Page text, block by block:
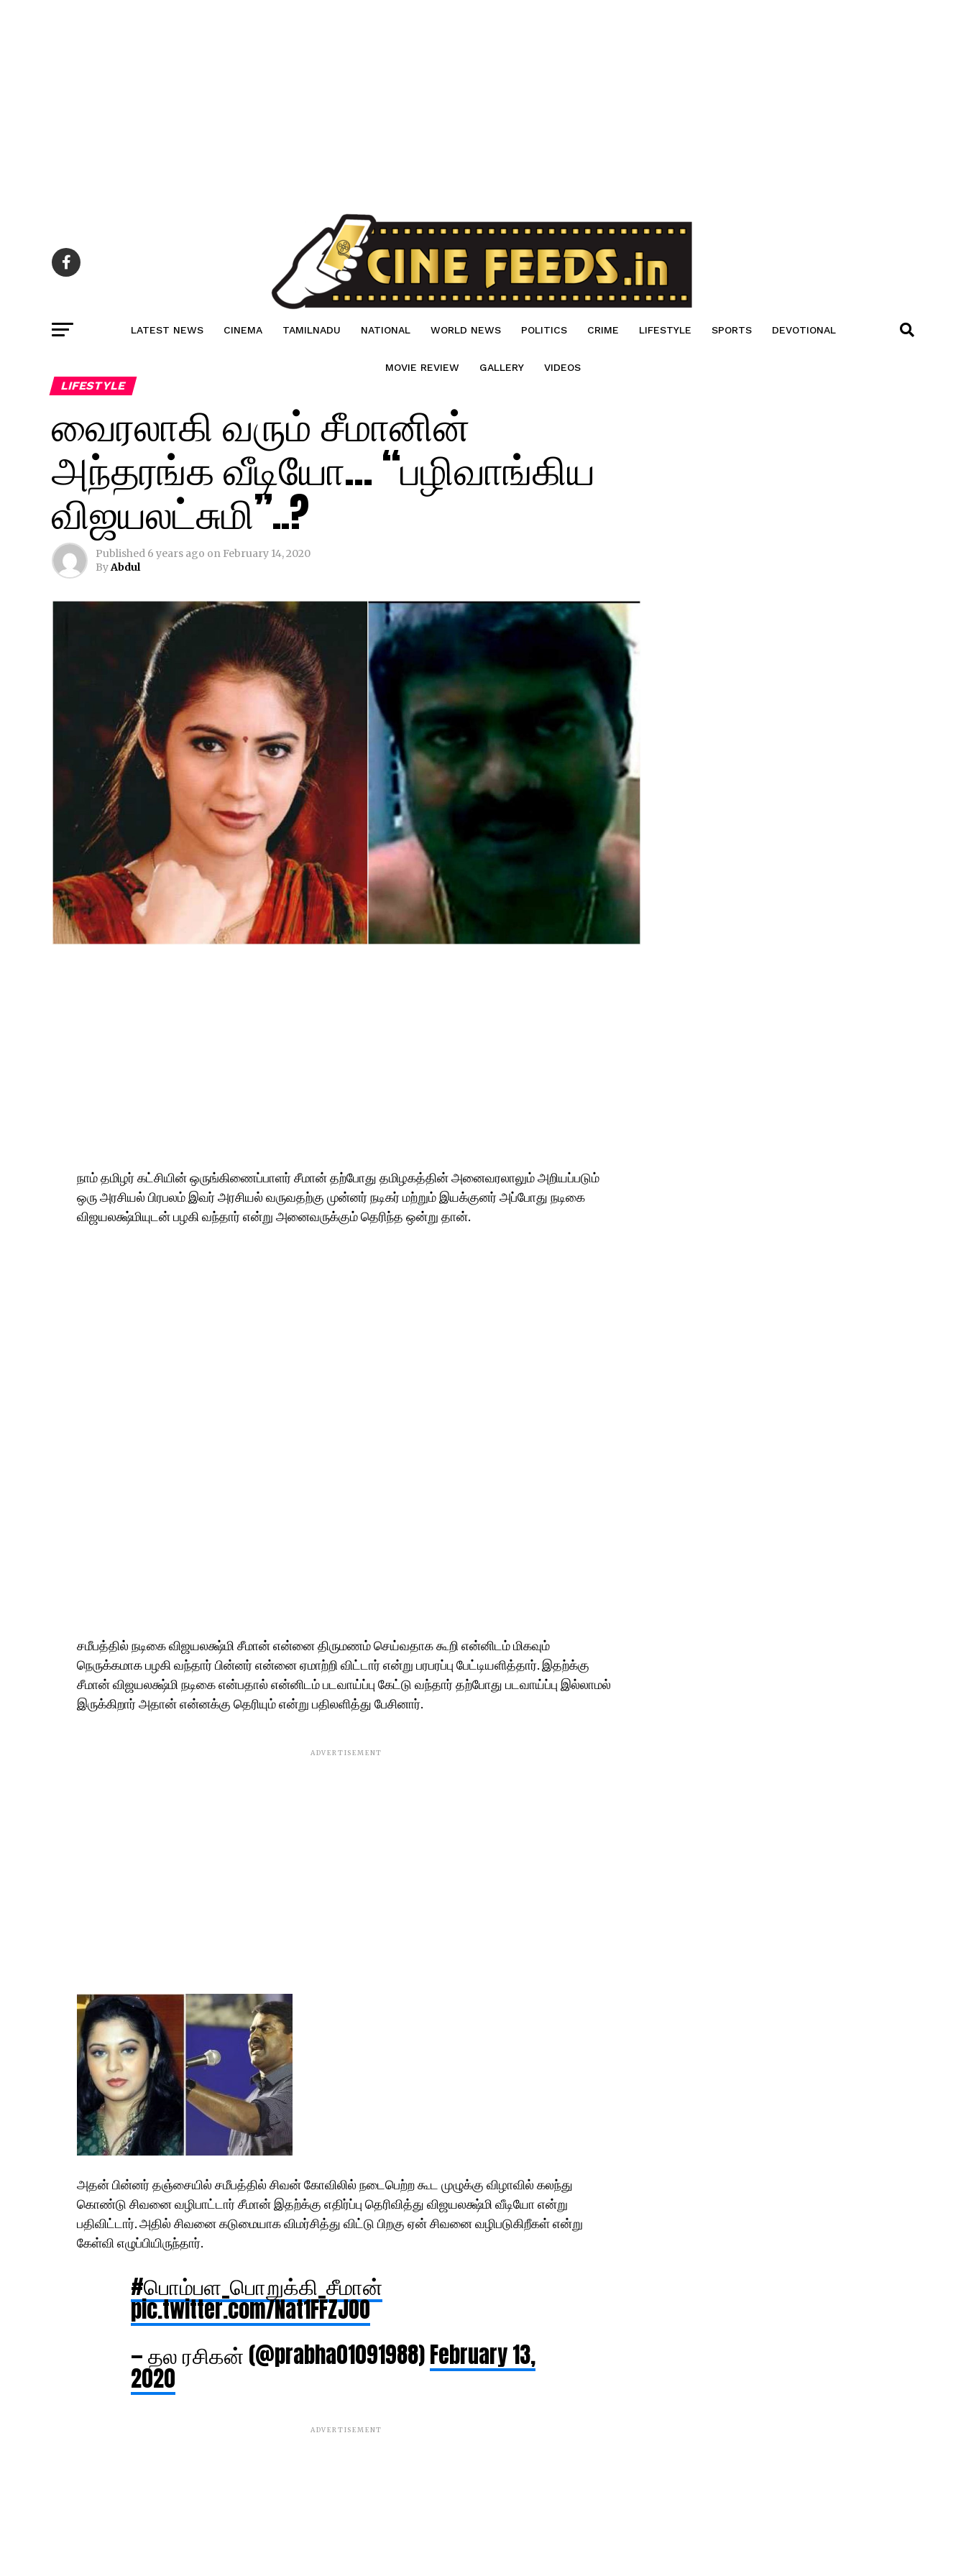
LATEST NEWS CINEMA TAMILNADU NATIONAL WORLD NEWS POLITICS CRIME LIFESTYLE SPORTS DEVOTIONAL
MOVIE REVIEW GALLERY VIDEOS
LIFESTYLE
வைரலாகி வரும் சீமானின்
அந்தரங்க வீடியோ… “பழிவாங்கிய
விஜயலட்சுமி”..?
Published 6 years ago on February 14, 2020
ByAbdul
நாம் தமிழர் கட்சியின் ஒருங்கிணைப்பாளர் சீமான் தற்போது தமிழகத்தின் அனைவரலாலும் அறியப்படும்
ஒரு அரசியல் பிரபலம் இவர் அரசியல் வருவதற்கு முன்னர் நடிகர் மற்றும் இயக்குனர் அப்போது நடிகை
விஜயலக்ஷ்மியுடன் பழகி வந்தார் என்று அனைவருக்கும் தெரிந்த ஒன்று தான்.
சமீபத்தில் நடிகை விஜயலக்ஷ்மி சீமான் என்னை திருமணம் செய்வதாக கூறி என்னிடம் மிகவும்
நெருக்கமாக பழகி வந்தார் பின்னர் என்னை ஏமாற்றி விட்டார் என்று பரபரப்பு பேட்டியளித்தார். இதற்க்கு
சீமான் விஜயலக்ஷ்மி நடிகை என்பதால் என்னிடம் படவாய்ப்பு கேட்டு வந்தார் தற்போது படவாய்ப்பு இல்லாமல்
இருக்கிறார் அதான் என்னக்கு தெரியும் என்று பதிலளித்து பேசினார்.
ADVERTISEMENT
அதன் பின்னர் தஞ்சையில் சமீபத்தில் சிவன் கோவிலில் நடைபெற்ற கூட முழுக்கு விழாவில் கலந்து
கொண்டு சிவனை வழிபாட்டார் சீமான் இதற்க்கு எதிர்ப்பு தெரிவித்து விஜயலக்ஷ்மி வீடியோ என்று
பதிவிட்டார். அதில் சிவனை கடுமையாக விமர்சித்து விட்டு பிறகு ஏன் சிவனை வழிபடுகிறீகள் என்று
கேள்வி எழுப்பியிருந்தார்.
#பொம்பள_பொறுக்கி_சீமான்
pic.twitter.com/Nat1FFZJOO
— தல ரசிகன் (@prabha01091988)February 13,
2020
ADVERTISEMENT